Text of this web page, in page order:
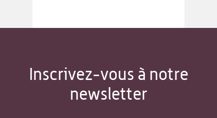
Inscrivez-vous à notre
newsletter